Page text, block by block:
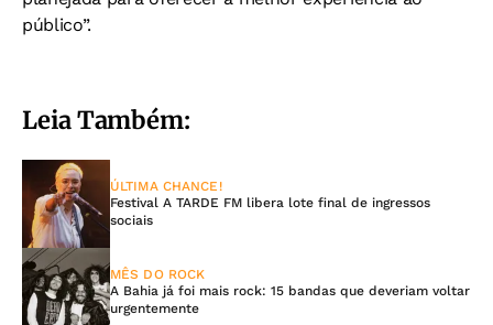
público”.
Leia Também:
ÚLTIMA CHANCE!
Festival A TARDE FM libera lote final de ingressos
sociais
MÊS DO ROCK
A Bahia já foi mais rock: 15 bandas que deveriam voltar
urgentemente